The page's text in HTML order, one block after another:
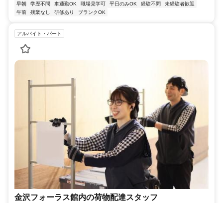
早朝
学歴不問 車通勤OK 職場見学可 平日のみOK 経験不問
未経験者歓迎
午前
残業なし 研修あり ブランクOK
アルバイト・パート
金沢フォーラス館内の荷物配達スタッフ